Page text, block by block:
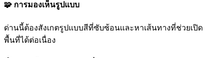
🧩 การมองเห็นรูปแบบ
ด่านนี้ต้องสังเกตรูปแบบสีที่ซับซ้อนและหาเส้นทางที่ช่วยเปิด
พื้นที่ได้ต่อเนื่อง